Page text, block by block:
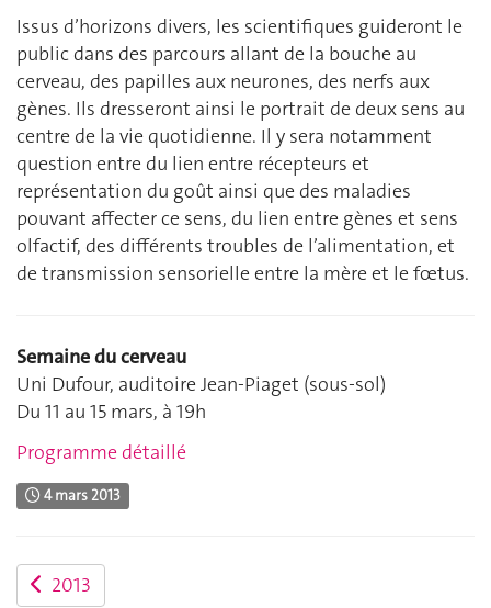
Issus d’horizons divers, les scientifiques guideront le
public dans des parcours allant de la bouche au
cerveau, des papilles aux neurones, des nerfs aux
gènes. Ils dresseront ainsi le portrait de deux sens au
centre de la vie quotidienne. Il y sera notamment
question entre du lien entre récepteurs et
représentation du goût ainsi que des maladies
pouvant affecter ce sens, du lien entre gènes et sens
olfactif, des différents troubles de l’alimentation, et
de transmission sensorielle entre la mère et le fœtus.
Semaine du cerveau
Uni Dufour, auditoire Jean-Piaget (sous-sol)
Du 11 au 15 mars, à 19h
Programme détaillé
4 mars 2013
2013